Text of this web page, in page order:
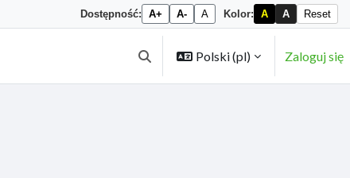
Dostępność: A+ A- A Kolor: A A Reset
Przełącznik wyszukiwarki
Polski ‎(pl)‎
Zaloguj się